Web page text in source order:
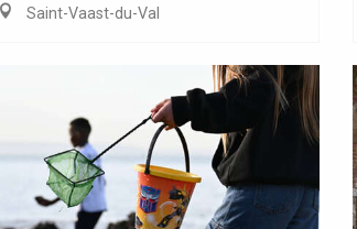
Saint-Vaast-du-Val